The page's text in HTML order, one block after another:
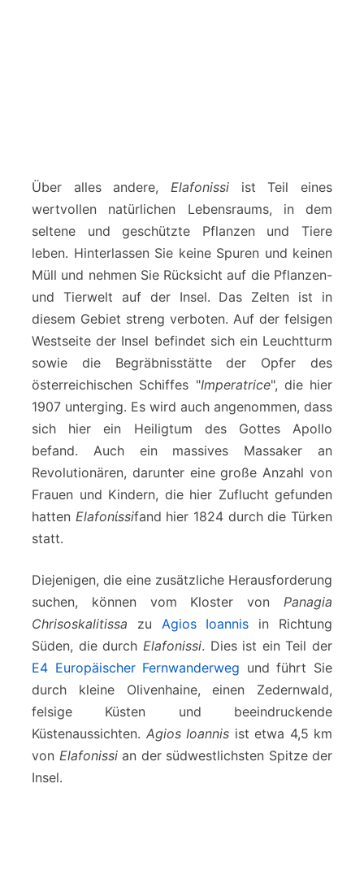
Über alles andere, Elafonissi ist Teil eines
wertvollen natürlichen Lebensraums, in dem
seltene und geschützte Pflanzen und Tiere
leben. Hinterlassen Sie keine Spuren und keinen
Müll und nehmen Sie Rücksicht auf die Pflanzen-
und Tierwelt auf der Insel. Das Zelten ist in
diesem Gebiet streng verboten. Auf der felsigen
Westseite der Insel befindet sich ein Leuchtturm
sowie die Begräbnisstätte der Opfer des
österreichischen Schiffes "Imperatrice", die hier
1907 unterging. Es wird auch angenommen, dass
sich hier ein Heiligtum des Gottes Apollo
befand. Auch ein massives Massaker an
Revolutionären, darunter eine große Anzahl von
Frauen und Kindern, die hier Zuflucht gefunden
hatten Elafonίssifand hier 1824 durch die Türken
statt.
Diejenigen, die eine zusätzliche Herausforderung
suchen, können vom Kloster von Panagia
Chrisoskalitissa zu Agios Ioannis in Richtung
Süden, die durch Elafonissi. Dies ist ein Teil der
E4 Europäischer Fernwanderweg und führt Sie
durch kleine Olivenhaine, einen Zedernwald,
felsige Küsten und beeindruckende
Küstenaussichten. Agios Ioannis ist etwa 4,5 km
von Elafonissian der südwestlichsten Spitze der
Insel.